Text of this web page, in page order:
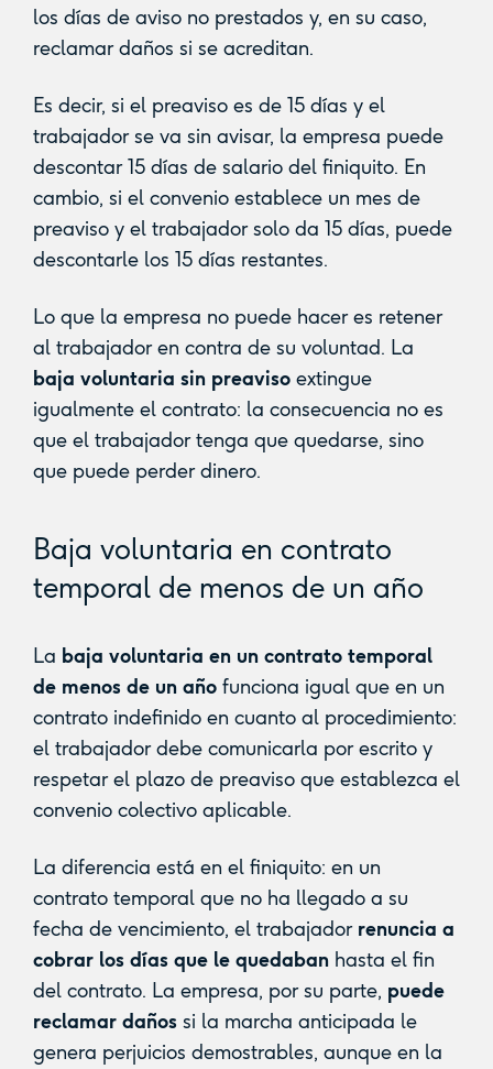
los días de aviso no prestados y, en su caso,
reclamar daños si se acreditan.
Es decir, si el preaviso es de 15 días y el
trabajador se va sin avisar, la empresa puede
descontar 15 días de salario del finiquito. En
cambio, si el convenio establece un mes de
preaviso y el trabajador solo da 15 días, puede
descontarle los 15 días restantes.
Lo que la empresa no puede hacer es retener
al trabajador en contra de su voluntad. La
baja voluntaria sin preavisoextingue
igualmente el contrato: la consecuencia no es
que el trabajador tenga que quedarse, sino
que puede perder dinero.
Baja voluntaria en contrato
temporal de menos de un año
La baja voluntaria en un contrato temporal
de menos de un añofunciona igual que en un
contrato indefinido en cuanto al procedimiento:
el trabajador debe comunicarla por escrito y
respetar el plazo de preaviso que establezca el
convenio colectivo aplicable.
La diferencia está en el finiquito: en un
contrato temporal que no ha llegado a su
fecha de vencimiento, el trabajador renuncia a
cobrar los días que le quedabanhasta el fin
del contrato. La empresa, por su parte, puede
reclamar dañossi la marcha anticipada le
genera perjuicios demostrables, aunque en la